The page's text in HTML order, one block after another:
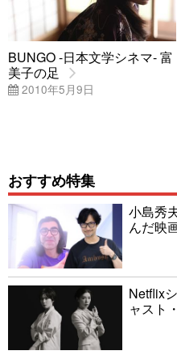
BUNGO -日本文学シネマ- 富
美子の足
2010年5月9日
おすすめ特集
小島秀
んだ映
Netflix
ャスト